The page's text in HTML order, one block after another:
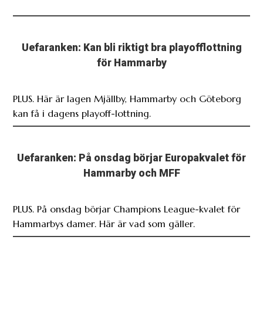
Uefaranken: Kan bli riktigt bra playofflottning
för Hammarby
PLUS. Här är lagen Mjällby, Hammarby och Göteborg
kan få i dagens playoff-lottning.
Uefaranken: På onsdag börjar Europakvalet för
Hammarby och MFF
PLUS. På onsdag börjar Champions League-kvalet för
Hammarbys damer. Här är vad som gäller.